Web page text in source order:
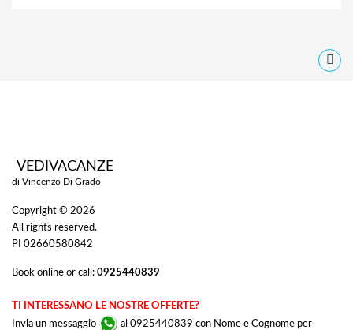
VEDIVACANZE
di Vincenzo Di Grado
Copyright © 2026
All rights reserved.
PI 02660580842
Book online or call: 0925440839
TI INTERESSANO LE NOSTRE OFFERTE?
Invia un messaggio
al 0925440839 con Nome e Cognome per